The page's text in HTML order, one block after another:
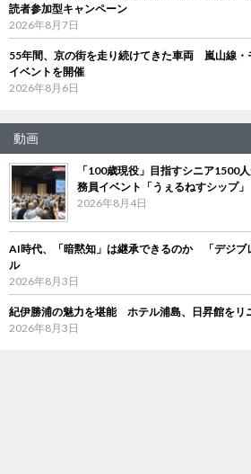
読者参加型キャンペーン
2026年8月7日
55年間、京の街を走り続けてきた車両 嵐山線・
イベントを開催
2026年8月6日
動画
「100歳現役」目指すシニア1500
務員イベント「うぇるねすシップ」
2026年8月4日
AI時代、「暗黙知」は継承できるのか 「デジブ
ル
2026年8月3日
紀伊勝浦の魅力を堪能 ホテル浦島、日昇館をリ
2026年8月3日